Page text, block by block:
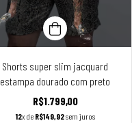
Shorts super slim jacquard
estampa dourado com preto
R$1.799,00
12x de R$149,92sem juros